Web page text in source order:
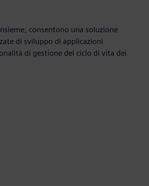
consentono una soluzione
di sviluppo di applicazioni
di gestione del ciclo di vita dei